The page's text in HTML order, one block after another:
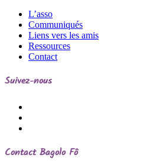
L’asso
Communiqués
Liens vers les amis
Ressources
Contact
Suivez-nous
Contact Bagolo Fô